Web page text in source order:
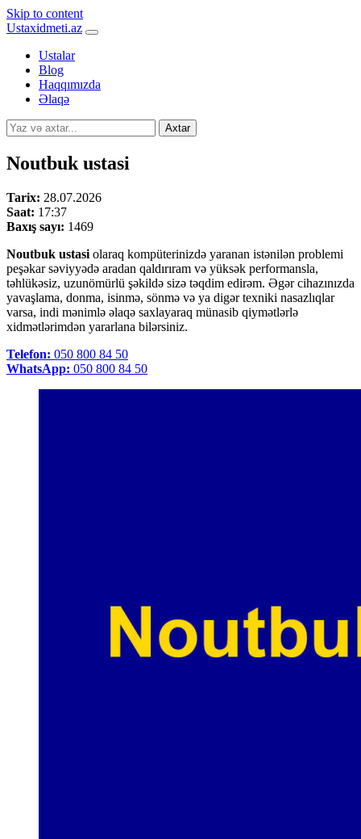
Skip to content
Ustaxidmeti.az
Ustalar
Blog
Haqqımızda
Əlaqə
Axtar
Noutbuk ustasi
Tarix: 28.07.2026
Saat: 17:37
Baxış sayı: 1469
Noutbuk ustasi olaraq kompüterinizdə yaranan istənilən problemi
peşəkar səviyyədə aradan qaldırıram və yüksək performansla,
təhlükəsiz, uzunömürlü şəkildə sizə təqdim edirəm. Əgər cihazınızda
yavaşlama, donma, isinmə, sönmə və ya digər texniki nasazlıqlar
varsa, indi mənimlə əlaqə saxlayaraq münasib qiymətlərlə
xidmətlərimdən yararlana bilərsiniz.
Telefon: 050 800 84 50
WhatsApp: 050 800 84 50